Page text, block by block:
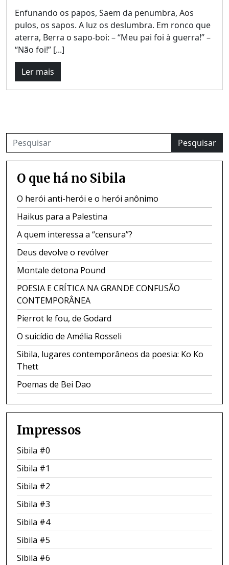
Enfunando os papos, Saem da penumbra, Aos
pulos, os sapos. A luz os deslumbra. Em ronco que
aterra, Berra o sapo-boi: – “Meu pai foi à guerra!” –
“Não foi!” [...]
Ler mais
Pesquisar
O que há no Sibila
O herói anti-herói e o herói anônimo
Haikus para a Palestina
A quem interessa a “censura”?
Deus devolve o revólver
Montale detona Pound
POESIA E CRÍTICA NA GRANDE CONFUSÃO
CONTEMPORÂNEA
Pierrot le fou, de Godard
O suicídio de Amélia Rosseli
Sibila, lugares contemporâneos da poesia: Ko Ko
Thett
Poemas de Bei Dao
Impressos
Sibila #0
Sibila #1
Sibila #2
Sibila #3
Sibila #4
Sibila #5
Sibila #6